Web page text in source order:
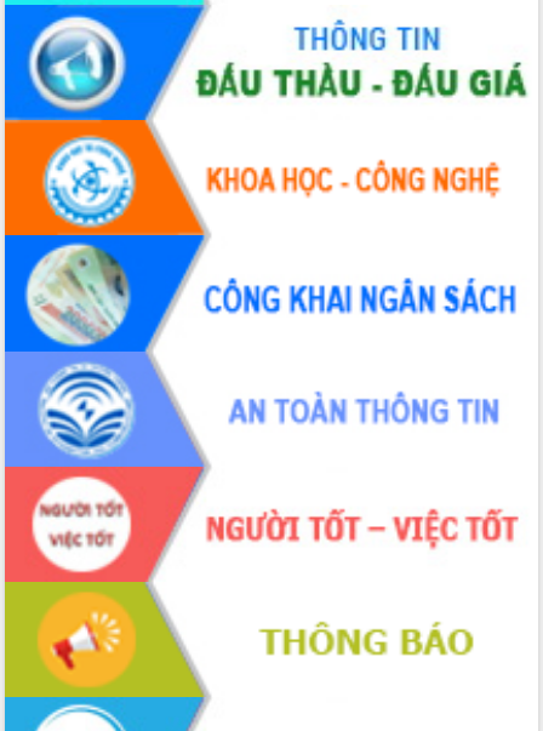
Đắk Lắk về phát triển nhân lực y tế
cho trạm y tế cấp xã
Du lịch Đắk Lắk nâng tầm trải nghiệm
du khách thông qua Hệ thống cơ sở dữ
liệu và Bản đồ số
Tập huấn ứng dụng trí tuệ nhân tạo (AI)
trong thương mại điện tử năm 2026
Đoàn đại biểu Quốc hội tỉnh Đắk Lắk
trao đổi thông tin trước Kỳ họp thứ
nhất, Quốc hội khóa XVI
Quyết liệt cải cách hành chính, khơi
thông nguồn lực phát triển
Nâng cao hiệu lực, hiệu quả HĐND
tỉnh thông qua hiện đại hóa hành chính
Xã Ea Phê gắn cải cách hành chính với
chuyển đổi số
Phó Chủ tịch Thường trực UBND tỉnh
Hồ Thị Nguyên Thảo làm việc tại Trung
tâm Phục vụ hành chính công xã Ea
Phê
Xây dựng nền hành chính số đồng
hành cùng nông dân dân, doanh nghiệp
Giai đoạn 2026-2030, Đắk Lắk phấn
đấu có 77% xã đạt chuẩn nông thôn
mới
Chuyển đổi số 'mở đường' cho nông
nghiệp Đắk Lắk tăng trưởng bứt phá